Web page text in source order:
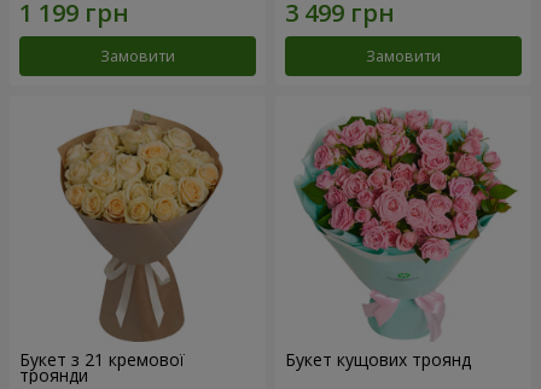
Замовити Замовити
Букет з 21 кремової
троянди
Букет кущових троянд